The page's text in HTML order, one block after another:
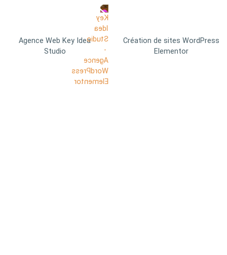
Agence Web Key Idea
Studio
Création de sites WordPress
Elementor